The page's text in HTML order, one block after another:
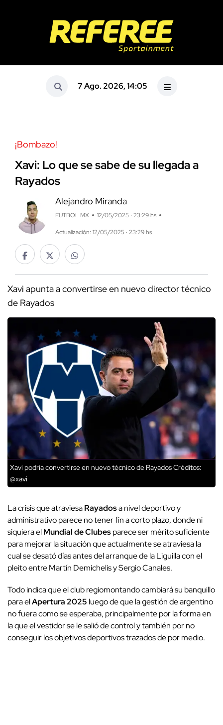
7 Ago. 2026, 14:05
¡Bombazo!
Xavi: Lo que se sabe de su llegada a
Rayados
Alejandro Miranda
FUTBOL MX 12/05/2025 · 23:29 hs
Actualización: 12/05/2025 · 23:29 hs
Xavi apunta a convertirse en nuevo director técnico
de Rayados
Xavi podría convertirse en nuevo técnico de RayadosCréditos:
@xavi
La crisis que atraviesaRayadosa nivel deportivo y
administrativo parece no tener fin a corto plazo, donde ni
siquiera elMundial de Clubesparece ser mérito suficiente
para mejorar la situación que actualmente se atraviesa la
cual se desató días antes del arranque de la Liguilla con el
pleito entre Martín Demichelis y Sergio Canales.
Todo indica que el club regiomontando cambiará su banquillo
para elApertura 2025 luego de que la gestión de argentino
no fuera como se esperaba, principalmente por la forma en
la que el vestidor se le salió de control y también por no
conseguir los objetivos deportivos trazados de por medio.